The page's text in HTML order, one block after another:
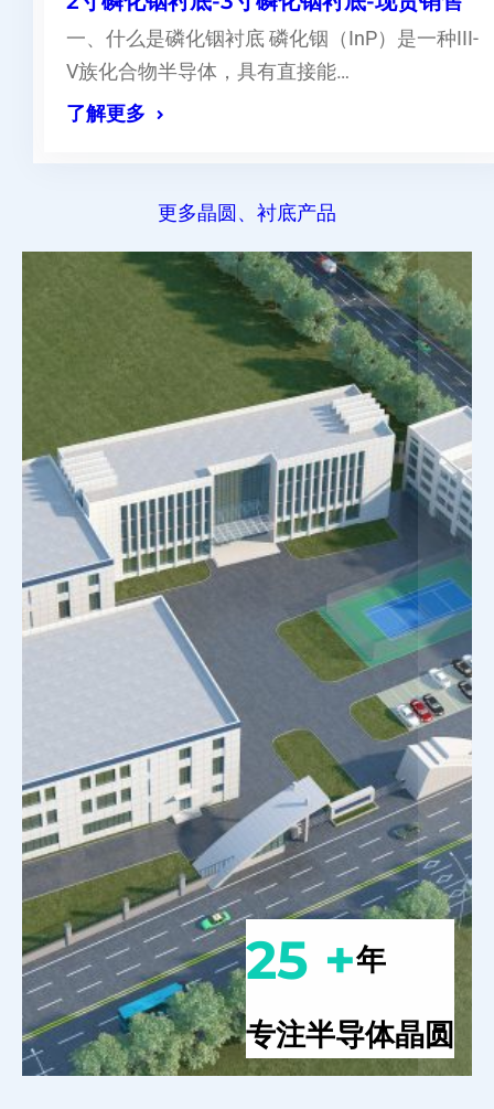
一、什么是磷化铟衬底 磷化铟（InP）是一种III-
V族化合物半导体，具有直接能…
了解更多
更多晶圆、衬底产品
25 +年
专注半导体晶圆